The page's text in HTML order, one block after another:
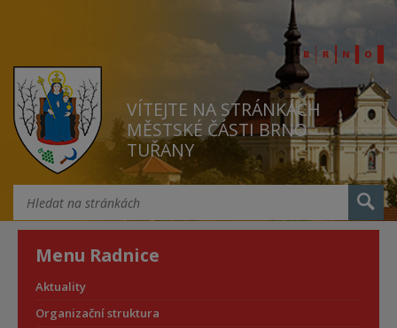
VÍTEJTE NA STRÁNKÁCH
MĚSTSKÉ ČÁSTI BRNO
TUŘANY
Menu Radnice
Aktuality
Organizační struktura